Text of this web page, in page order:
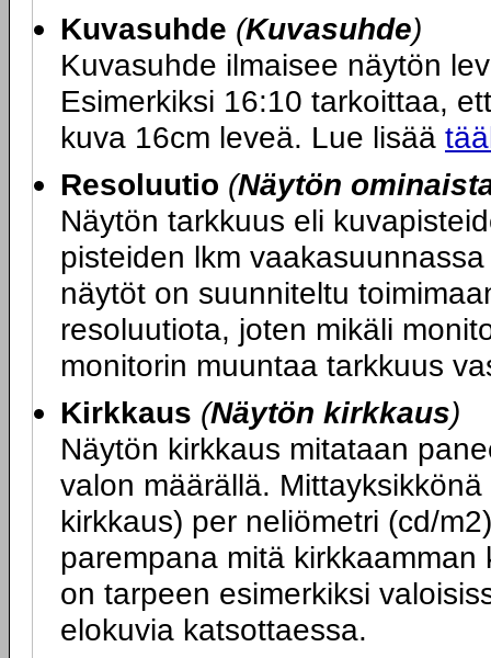
Kuvasuhde (Kuvasuhde)
Kuvasuhde ilmaisee näytön
Esimerkiksi 16:10 tarkoittaa,
kuva 16cm leveä. Lue lisää
Resoluutio (Näytön
Näytön tarkkuus eli
pisteiden lkm
näytöt on suunniteltu
resoluutiota, joten mikäli
monitorin muuntaa tarkkuus
Kirkkaus (Näytön kirkkaus)
Näytön kirkkaus mitataan
valon määrällä.
kirkkaus) per neliömetri (cd/
parempana mitä
on tarpeen esimerkiksi
elokuvia katsottaessa.